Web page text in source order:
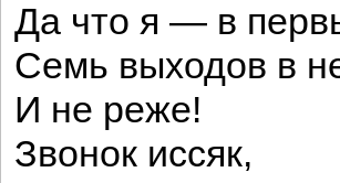
Да что я — в
Семь выходов в
И не реже!
Звонок иссяк,